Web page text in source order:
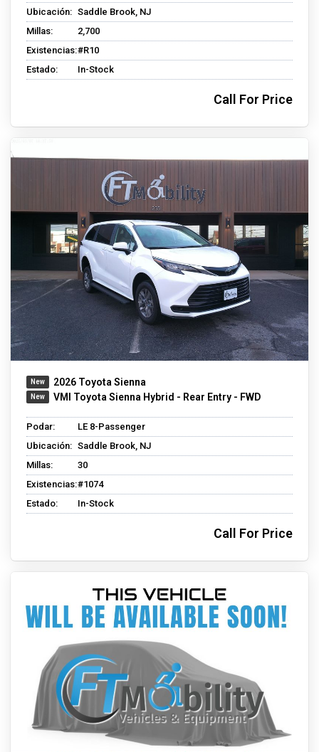
Ubicación: Saddle Brook, NJ
Millas:
2,700
Existencias:#R10
Estado:
In-Stock
Call For Price
2026 Toyota Sienna
VMI Toyota Sienna Hybrid - Rear Entry - FWD
Podar:
LE 8-Passenger
Ubicación: Saddle Brook, NJ
Millas:
30
Existencias:#1074
Estado:
In-Stock
Call For Price